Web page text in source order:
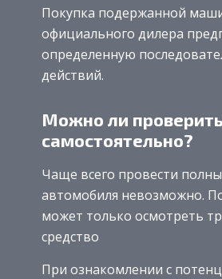
Покупка подержанной
официального дилера
определенную
действий.
Можно ли
самостоятельно?
Чаще всего провести
автомобиля невозможно.
может только осмотреть
средство
При ознакомлении с